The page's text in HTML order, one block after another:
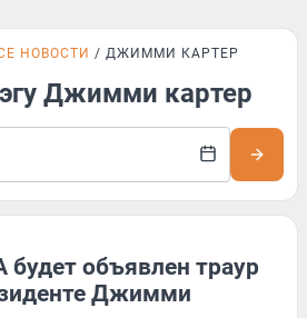
НОВОСТИ ДЖИММИ КАРТЕР
Джимми картер
объявлен траур
Джимми